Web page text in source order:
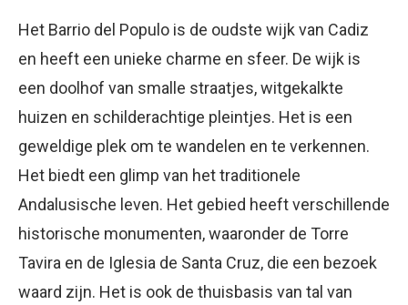
Het Barrio del Populo is de oudste wijk van Cadiz
en heeft een unieke charme en sfeer. De wijk is
een doolhof van smalle straatjes, witgekalkte
huizen en schilderachtige pleintjes. Het is een
geweldige plek om te wandelen en te verkennen.
Het biedt een glimp van het traditionele
Andalusische leven. Het gebied heeft verschillende
historische monumenten, waaronder de Torre
Tavira en de Iglesia de Santa Cruz, die een bezoek
waard zijn. Het is ook de thuisbasis van tal van